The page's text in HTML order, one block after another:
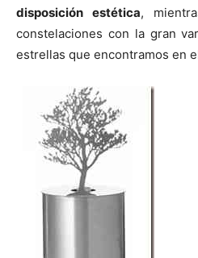
disposición estética,
constelaciones con la gran
estrellas que encontramos en